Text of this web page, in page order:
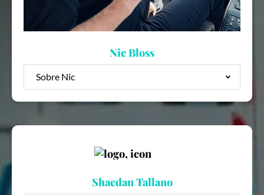
Nic Bloss
Sobre Nic
Shaedan Tallano